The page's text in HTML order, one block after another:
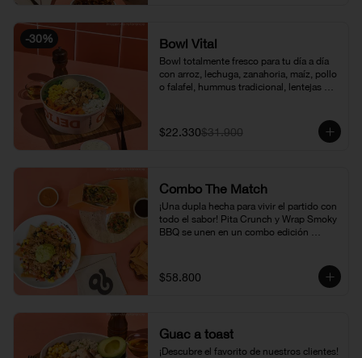
-30% Bowl Vital
Bowl totalmente fresco para tu día a día
con arroz, lechuga, zanahoria, maíz, pollo
o falafel, hummus tradicional, lentejas
$22.330$31.900
Combo The Match
¡Una dupla hecha para vivir el partido con
todo el sabor! Pita Crunch y Wrap Smoky
BBQ se unen en un combo edición
ingredientes e que lo hace irresistible.
Disponible por tiempo limitado.
$58.800
Guac a toast
¡Descubre el favorito de nuestros clientes!